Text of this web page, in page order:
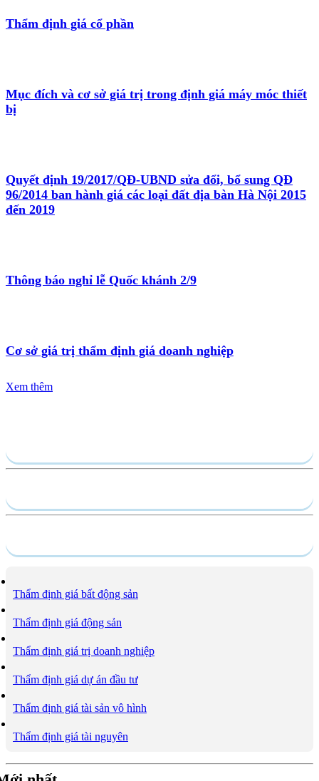
Thẩm định giá cổ phần
Mục đích và cơ sở giá trị trong định giá máy móc thiết
bị
Quyết định 19/2017/QĐ-UBND sửa đổi, bổ sung QĐ
96/2014 ban hành giá các loại đất địa bàn Hà Nội 2015
đến 2019
Thông báo nghỉ lễ Quốc khánh 2/9
Cơ sở giá trị thẩm định giá doanh nghiệp
Xem thêm
Thẩm định giá bất động sản
Thẩm định giá động sản
Thẩm định giá trị doanh nghiệp
Thẩm định giá dự án đầu tư
Thẩm định giá tài sản vô hình
Thẩm định giá tài nguyên